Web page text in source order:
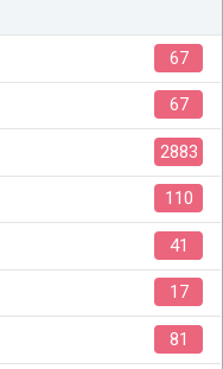
67
67
2883
110
41
17
81